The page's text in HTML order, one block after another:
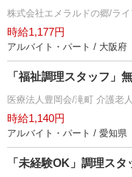
株式会社エメラルドの郷/ラ
時給1,177円
アルバイト・パート / 大阪府
「福祉調理スタッフ」
医療法人豊岡会/滝町 介護老
時給1,140円
アルバイト・パート / 愛知県
「未経験OK」調理ス